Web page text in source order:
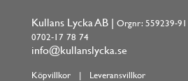
Kullans Lycka AB | Orgnr: 559239-
0702-17 78 74
info@kullanslycka.se
Köpvillkor| Leveransvillkor